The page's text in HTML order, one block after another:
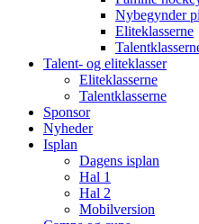
Nybegynder
Eliteklasserne
Talent- og eliteklasser
Eliteklasserne
Talentklasserne
Sponsor
Nyheder
Isplan
Dagens isplan
Hal 1
Hal 2
Mobilversion